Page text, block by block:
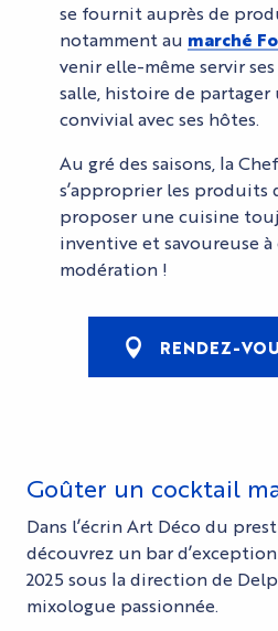
se fournit auprès de
notamment au marché
venir elle-même servir
salle, histoire de
convivial avec ses hôtes.
Au gré des saisons, la
s’approprier les
proposer une cuisine
inventive et savoureuse à
modération !
RENDEZ-
Goûter un cocktail
Dans l’écrin Art Déco du
découvrez un bar
2025 sous la direction de
mixologue passionnée.